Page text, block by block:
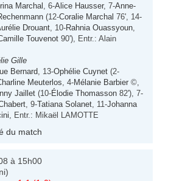
Marchal , 6-Alice Hausser, 7-Anne-
(12-Coralie Marchal 76', 14-
Drouant , 10-Rahnia Ouassyoun
Touvenot 90'), Entr.: Alain
Gille
Bernard , 13-Ophélie Cuynet (2-
Meuterlos , 4-Mélanie Barbier ©,
Jaillet (10-Élodie Thomasson 82'), 7-
, 9-Tatiana Solanet , 11-Johanna
, Entr.: Mikaël LAMOTTE
du match
à 15h00